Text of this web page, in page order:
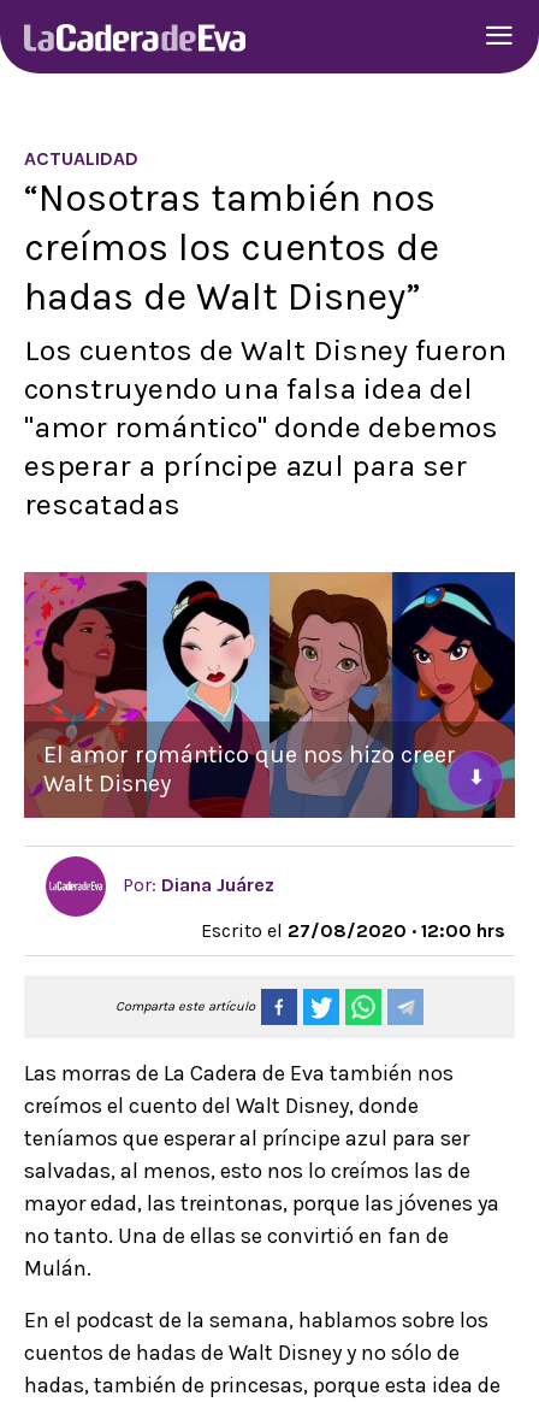
ACTUALIDAD
“Nosotras también nos
creímos los cuentos de
hadas de Walt Disney”
Los cuentos de Walt Disney fueron
construyendo una falsa idea del
"amor romántico" donde debemos
esperar a príncipe azul para ser
rescatadas
El amor romántico que nos hizo creer
Walt Disney
⬇
Por: Diana Juárez
Escrito el 27/08/2020 · 12:00 hrs
Comparta este artículo
Las morras de La Cadera de Eva también nos
creímos el cuento del Walt Disney, donde
teníamos que esperar al príncipe azul para ser
salvadas, al menos, esto nos lo creímos las de
mayor edad, las treintonas, porque las jóvenes ya
no tanto. Una de ellas se convirtió en fan de
Mulán.
En el podcast de la semana, hablamos sobre los
cuentos de hadas de Walt Disney y no sólo de
hadas, también de princesas, porque esta idea de